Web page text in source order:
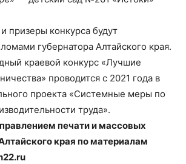
призеры конкурса будут
губернатора Алтайского края.
краевой конкурс «Лучшие
проводится с 2021 года в
проекта «Системные меры по
труда».
печати и массовых
края по материалам